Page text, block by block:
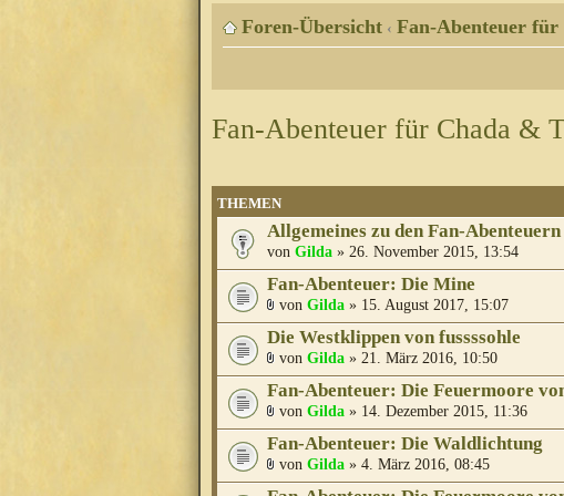
Foren-Übersicht ‹ Fan-Abenteuer
Fan-Abenteuer für Chada &
THEMEN
Allgemeines zu den Fan-Abenteuern
von Gilda » 26. November 2015, 13:54
Fan-Abenteuer: Die Mine
von Gilda » 15. August 2017, 15:07
Die Westklippen von fussssohle
von Gilda » 21. März 2016, 10:50
Fan-Abenteuer: Die Feuermoore
von Gilda » 14. Dezember 2015, 11:36
Fan-Abenteuer: Die Waldlichtung
von Gilda » 4. März 2016, 08:45